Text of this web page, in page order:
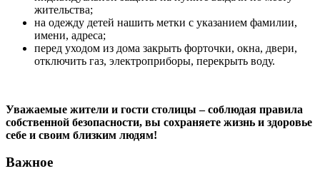
жительства;
на одежду детей нашить метки с указанием фамилии,
имени, адреса;
перед уходом из дома закрыть форточки, окна, двери,
отключить газ, электроприборы, перекрыть воду.
Уважаемые жители и гости столицы – соблюдая правила
собственной безопасности, вы сохраняете жизнь и здоровье
себе и своим близким людям!
Важное